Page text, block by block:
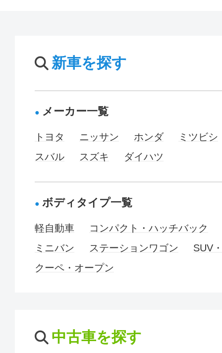
新車を探す
メーカー一覧
トヨタ ニッサン ホンダ
ミツビシ
スバル
スズキ ダイハツ
ボディタイプ一覧
軽自動車
コンパクト・ハッチバック
ミニバン
ステーションワゴン
SUV
クーペ・オープン
中古車を探す